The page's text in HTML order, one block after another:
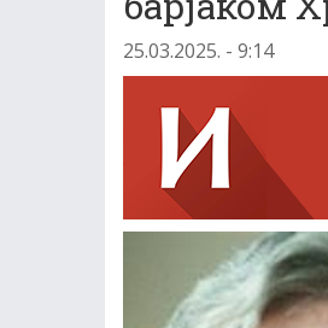
25.03.2025. - 9:14